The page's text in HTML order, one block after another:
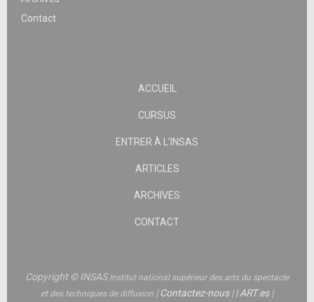
Contact
ACCUEIL
CURSUS
ENTRER À L’INSAS
ARTICLES
ARCHIVES
CONTACT
Copyright © INSASInstitut national supérieur des arts du spectacle
et des techniques de diffusion |Contactez-nous||ART.es|